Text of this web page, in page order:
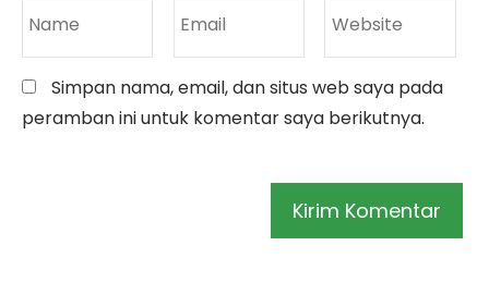
Simpan nama, email, dan situs web saya pada
peramban ini untuk komentar saya berikutnya.